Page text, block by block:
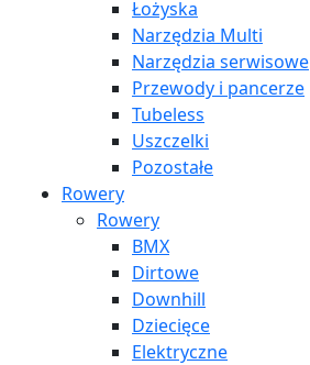
Łożyska
Narzędzia Multi
Narzędzia serwisowe
Przewody i pancerze
Tubeless
Uszczelki
Pozostałe
Rowery
Rowery
BMX
Dirtowe
Downhill
Dziecięce
Elektryczne